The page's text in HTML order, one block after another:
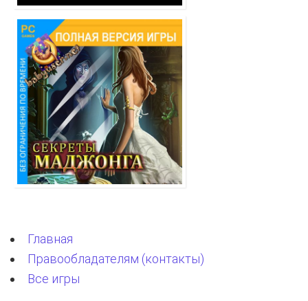
Главная
Правообладателям (контакты)
Все игры